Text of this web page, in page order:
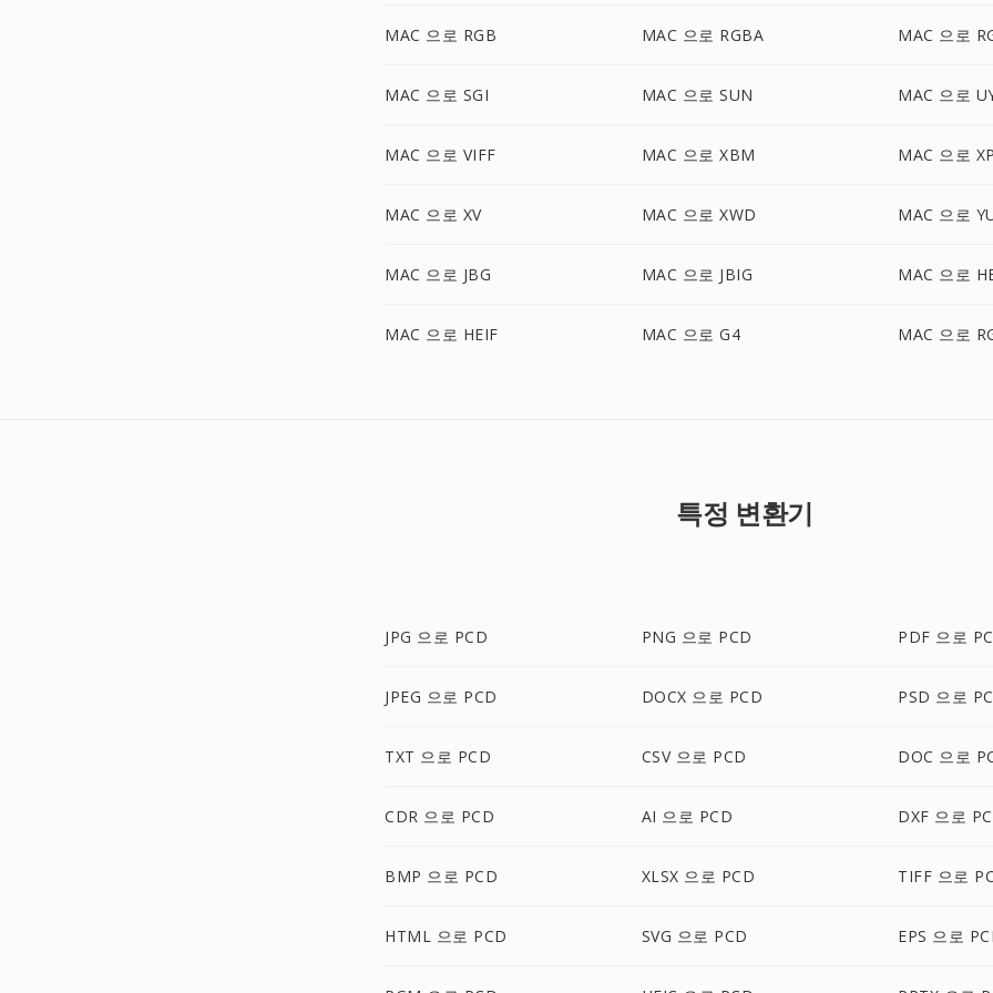
MAC 으로 RGB MAC 으로 RGBA MAC 으로
MAC 으로 SGI MAC 으로 SUN MAC 으로
MAC 으로 VIFF MAC 으로 XBM MAC 으로
MAC 으로 XV MAC 으로 XWD MAC 으로
MAC 으로 JBG MAC 으로 JBIG MAC 으로
MAC 으로 HEIF MAC 으로 G4 MAC 으로
특정 변환기
JPG 으로 PCD PNG 으로 PCD PDF 으로
JPEG 으로 PCD DOCX 으로 PCD PSD 으로
TXT 으로 PCD CSV 으로 PCD DOC 으로
CDR 으로 PCD AI 으로 PCD DXF 으로
BMP 으로 PCD XLSX 으로 PCD TIFF 으로
HTML 으로 PCD SVG 으로 PCD EPS 으로